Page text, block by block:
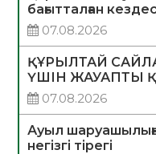
бағытталған
07.08.2026
ҚҰРЫЛТАЙ
ҮШІН ЖАУАПТЫ
07.08.2026
Ауыл
негізгі тірегі